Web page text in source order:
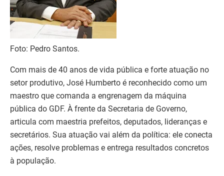
Foto: Pedro Santos.
Com mais de 40 anos de vida pública e forte atuação no
setor produtivo, José Humberto é reconhecido como um
maestro que comanda a engrenagem da máquina
pública do GDF. À frente da Secretaria de Governo,
articula com maestria prefeitos, deputados, lideranças e
secretários. Sua atuação vai além da política: ele conecta
ações, resolve problemas e entrega resultados concretos
à população.